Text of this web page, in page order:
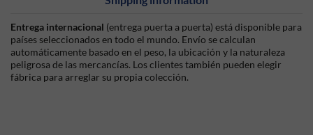
Entrega internacional (entrega puerta a puerta) está disponible para
países seleccionados en todo el mundo. Envío se calculan
automáticamente basado en el peso, la ubicación y la naturaleza
peligrosa de las mercancías. Los clientes también pueden elegir
fábrica para arreglar su propia colección.